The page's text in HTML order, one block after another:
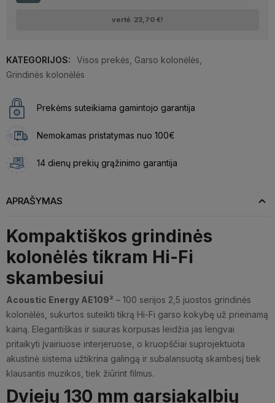
vertė 23,70 €!
KATEGORIJOS: Visos prekės Garso kolonėlės
Grindinės kolonėlės
Prekėms suteikiama gamintojo garantija
Nemokamas pristatymas nuo 100€
14 dienų prekių grąžinimo garantija
APRAŠYMAS
Kompaktiškos grindinės
kolonėlės tikram Hi-Fi
skambesiui
Acoustic Energy AE109² – 100 serijos 2,5 juostos grindinės
kolonėlės, sukurtos suteikti tikrą Hi-Fi garso kokybę už prieinamą
kainą. Elegantiškas ir siauras korpusas leidžia jas lengvai
pritaikyti įvairiuose interjeruose, o kruopščiai suprojektuota
akustinė sistema užtikrina galingą ir subalansuotą skambesį tiek
klausantis muzikos, tiek žiūrint filmus.
Dviejų 130 mm garsiakalbių